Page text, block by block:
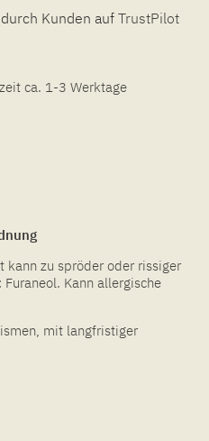
Kunden auf TrustPilot
ca. 1-3 Werktage
kann zu spröder oder rissiger
Kann allergische
mit langfristiger